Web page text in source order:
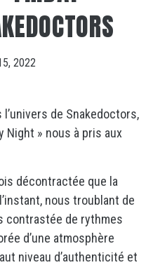
2022
de Snakedoctors,
Night » nous à pris aux
décontractée que la
nous troublant de
contrastée de rythmes
d’une atmosphère
niveau d’authenticité et